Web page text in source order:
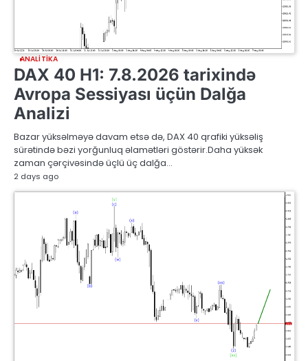
ANALITIKA
DAX 40 H1: 7.8.2026 tarixində
Avropa Sessiyası üçün Dalğa
Analizi
Bazar yüksəlməyə davam etsə də, DAX 40 qrafiki yüksəliş
sürətində bəzi yorğunluq əlamətləri göstərir.Daha yüksək
zaman çərçivəsində üçlü üç dalğa…
2 days ago